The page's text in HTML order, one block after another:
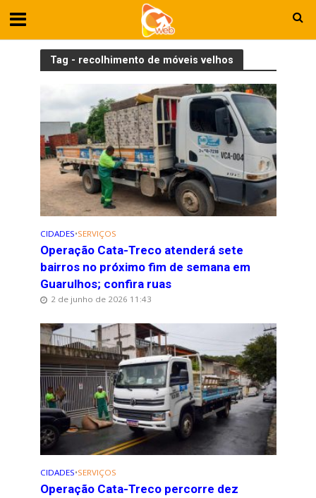
Tag - recolhimento de móveis velhos
CIDADES•SERVIÇOS
Operação Cata-Treco atenderá sete
bairros no próximo fim de semana em
Guarulhos; confira ruas
2 de junho de 2026 11:43
CIDADES•SERVIÇOS
Operação Cata-Treco percorre dez